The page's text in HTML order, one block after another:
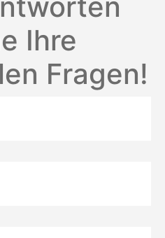
Ihre
Fragen!